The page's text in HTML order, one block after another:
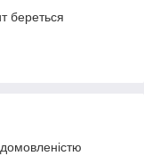
береться